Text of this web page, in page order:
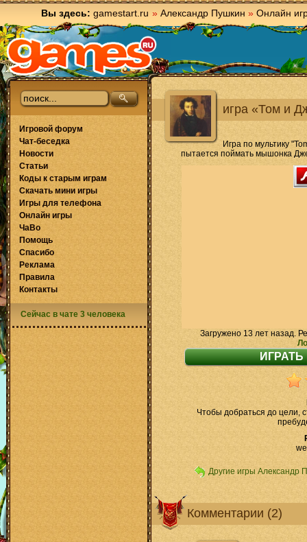
Вы здесь: gamestart.ru » Александр Пушкин » Онлайн
игра «Том и
Игра по мультику
пытается поймать мышонка
Загружено 13 лет назад.
Чтобы добраться до цели,
Другие игры Александр
Комментарии (2)
Игровой форум
Чат-беседка
Новости
Статьи
Коды к старым играм
Скачать мини игры
Игры для телефона
Онлайн игры
ЧаВо
Помощь
Спасибо
Реклама
Правила
Контакты
Сейчас в чате 3 человека